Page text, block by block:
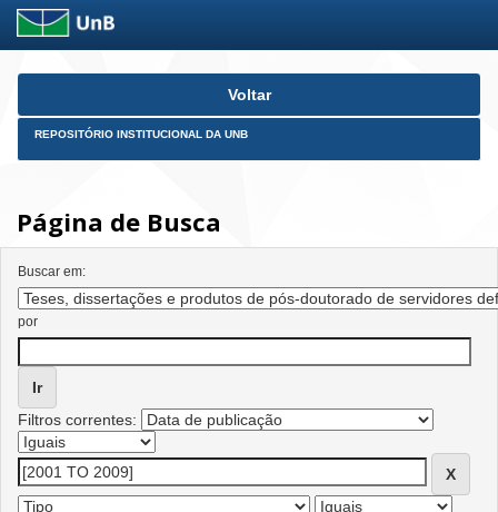
Skip
Voltar
REPOSITÓRIO INSTITUCIONAL DA UNB
Página de Busca
Buscar em:
por
Filtros correntes: